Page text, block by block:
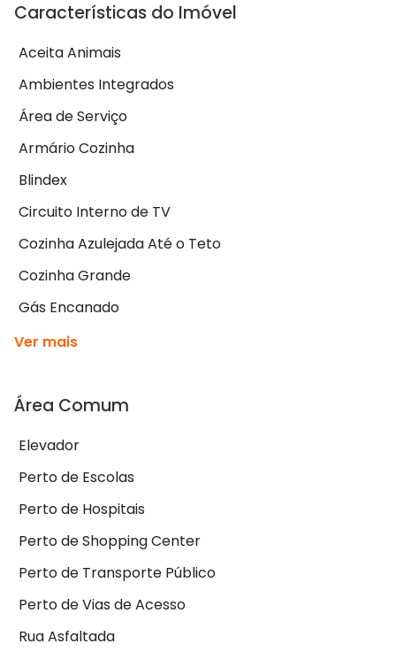
Características do Imóvel
Aceita Animais
Ambientes Integrados
Área de Serviço
Armário Cozinha
Blindex
Circuito Interno de TV
Cozinha Azulejada Até o Teto
Cozinha Grande
Gás Encanado
Ver mais
Área Comum
Elevador
Perto de Escolas
Perto de Hospitais
Perto de Shopping Center
Perto de Transporte Público
Perto de Vias de Acesso
Rua Asfaltada